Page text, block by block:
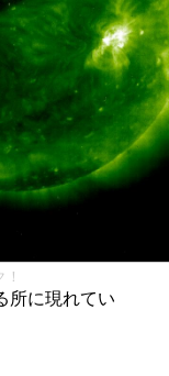
所に現れてい